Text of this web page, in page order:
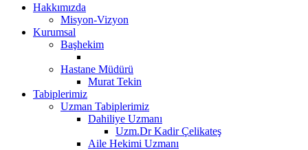
Hakkımızda
Misyon-Vizyon
Kurumsal
Başhekim
Hastane Müdürü
Murat Tekin
Tabiplerimiz
Uzman Tabiplerimiz
Dahiliye Uzmanı
Uzm.Dr Kadir Çelikateş
Aile Hekimi Uzmanı